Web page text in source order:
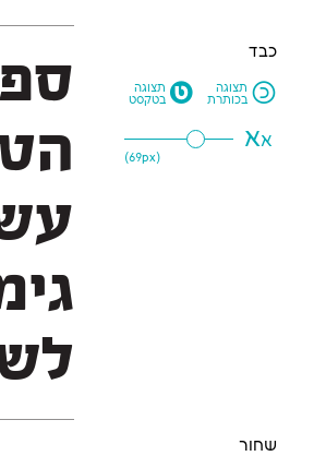
כבד
N תצוגה
בכותרת
M תצוגה
בטקסט
אא
(
69px)
שחור